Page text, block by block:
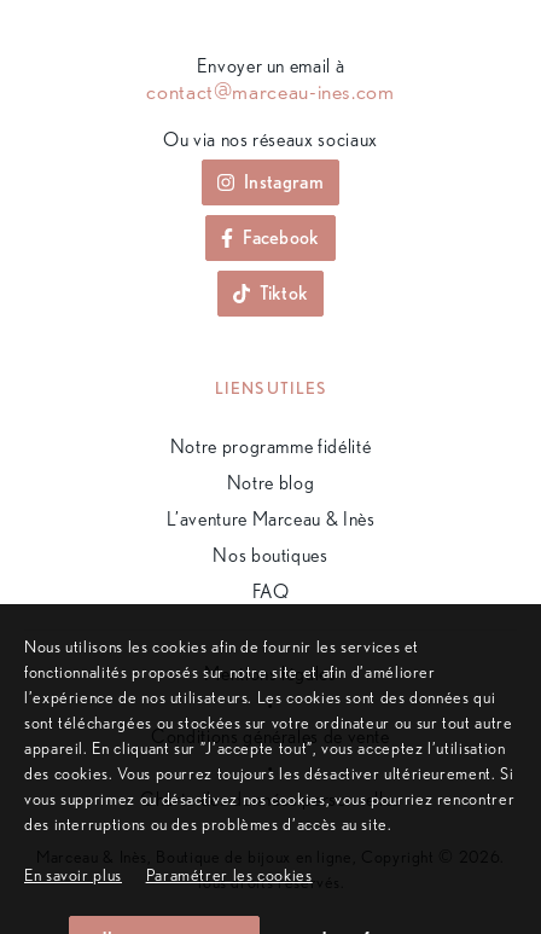
Envoyer un email à
contact@marceau-ines.com
Ou via nos réseaux sociaux
Instagram
Facebook
Tiktok
LIENS UTILES
Notre programme fidélité
Notre blog
L’aventure Marceau & Inès
Nos boutiques
FAQ
Mentions légales
•
Conditions générales de vente
•
Charte des données personnelles
Tous droits réservés.
Nous utilisons les cookies afin de fournir les services et
fonctionnalités proposés sur notre site et afin d’améliorer
l’expérience de nos utilisateurs. Les cookies sont des données qui
sont téléchargées ou stockées sur votre ordinateur ou sur tout autre
appareil. En cliquant sur ”J’accepte tout”, vous acceptez l’utilisation
des cookies. Vous pourrez toujours les désactiver ultérieurement. Si
vous supprimez ou désactivez nos cookies, vous pourriez rencontrer
des interruptions ou des problèmes d’accès au site.
En savoir plus Paramétrer les cookies